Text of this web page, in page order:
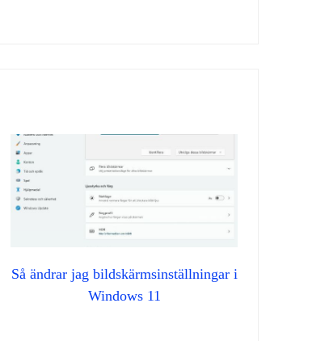
Så ändrar jag bildskärmsinställningar i
Windows 11